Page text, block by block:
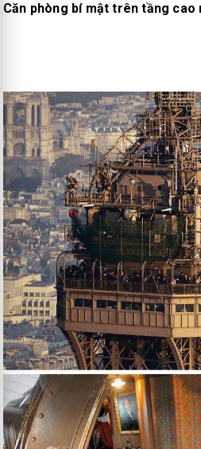
Căn phòng bí mật trên tầng